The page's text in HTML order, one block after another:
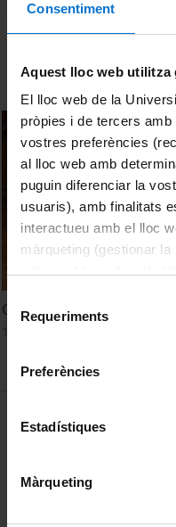
Consentiment
Aquest lloc web utilitza
El lloc web de la
pròpies i de tercers
vostres preferències
al lloc web amb
puguin diferenciar la
usuaris), amb finalitats
interactueu amb el lloc
màrqueting (gestionar la
consultar laPolítica de
de Requeriments
Preferències
Estadístiques
Màrqueting
Ordenar
Concurs Pont de la